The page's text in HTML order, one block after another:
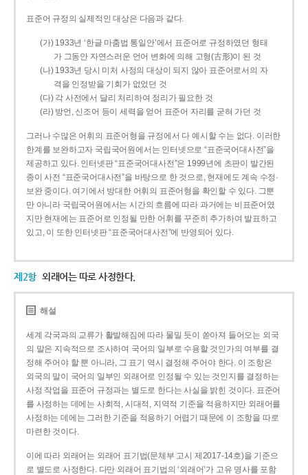
표준어 규정의 실제적인 대상은 다음과 같다.
(가) 1933년 ‘한글 마춤법 통일안’에서 표준어로 규정하였던 형태
가 그동안 자연스러운 언어 변화에 의해 고형(古形)이 된 것
(나) 1933년 당시 미처 사정의 대상이 되지 않아 표준어로서의 자
격을 인정받을 기회가 없었던 것
(다) 각 사전에서 달리 처리하여 정리가 필요한 것
(라) 방언, 신조어 등이 세력을 얻어 표준어 자리를 굳혀 가던 것
그러나 수많은 어휘의 표준어형을 규정에서 다 예시할 수는 없다. 이러한
한계를 보완하고자 국립국어원에서는 인터넷으로 “표준국어대사전”을
제공하고 있다. 인터넷판 “표준국어대사전”은 1999년에 초판이 발간된
종이 사전 “표준국어대사전”을 바탕으로 한 것으로, 현재에도 계속 수정·
보완 중이다. 여기에서 방대한 어휘의 표준어형을 확인할 수 있다. 그뿐
만 아니라 국립국어원에서는 시간의 흐름에 따라 과거에는 비표준어였
지만 현재에는 표준어로 인정될 만한 어휘를 꾸준히 추가하여 발표하고
있고, 이 또한 인터넷판 “표준국어대사전”에 반영되어 있다.
제2항 외래어는 따로 사정한다.
해설
세계 각국과의 교류가 활발해짐에 따라 물밀 듯이 쏟아져 들어오는 외국
의 말은 지속적으로 조사하여 국어의 일부로 수용할 것인가의 여부를 결
정해 주어야 할 뿐 아니라, 그 표기 역시 결정해 주어야 한다. 이 조항은
외국의 말이 국어의 일부인 외래어로 인정될 수 있는 것인지를 결정하는
사정 작업을 표준어 규정과는 별도로 한다는 사실을 밝힌 것이다. 표준어
를 사정하는 데에는 사회적, 시대적, 지역적 기준을 적용하지만 외래어를
사정하는 데에는 그러한 기준을 적용하기 어렵기 때문에 이 조항을 따로
마련한 것이다.
이에 따라 외래어는 외래어 표기법(문체부 고시 제2017-14호)을 기준으
로 별도로 사정한다. 다만 외래어 표기법의 ‘외래어’가 고유 명사를 포함